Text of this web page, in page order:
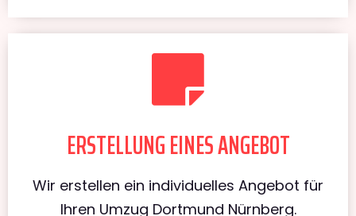
ERSTELLUNG EINES ANGEBOT
Wir erstellen ein individuelles Angebot für
Ihren Umzug Dortmund Nürnberg.